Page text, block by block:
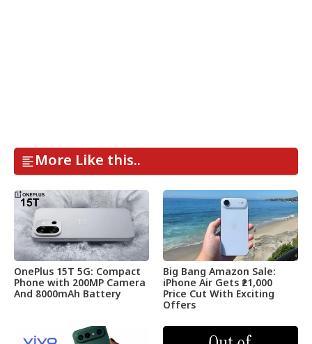
More Like this..
OnePlus 15T 5G: Compact
Phone with 200MP Camera
And 8000mAh Battery
Big Bang Amazon Sale:
iPhone Air Gets ₹21,000
Price Cut With Exciting
Offers